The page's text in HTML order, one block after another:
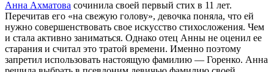
Анна Ахматова сочинила своей первый стих в 11 лет.
Перечитав его «на свежую голову», девочка поняла, что ей
нужно совершенствовать свое искусство стихосложения. Чем
и стала активно заниматься. Однако отец Анны не оценил ее
старания и считал это тратой времени. Именно поэтому
запретил использовать настоящую фамилию — Горенко. Анна